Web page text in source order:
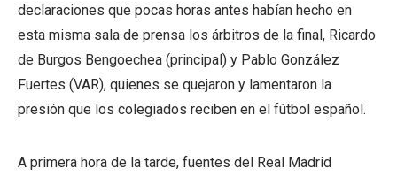
declaraciones que pocas horas antes habían hecho en
esta misma sala de prensa los árbitros de la final, Ricardo
de Burgos Bengoechea (principal) y Pablo González
Fuertes (VAR), quienes se quejaron y lamentaron la
presión que los colegiados reciben en el fútbol español.
A primera hora de la tarde, fuentes del Real Madrid